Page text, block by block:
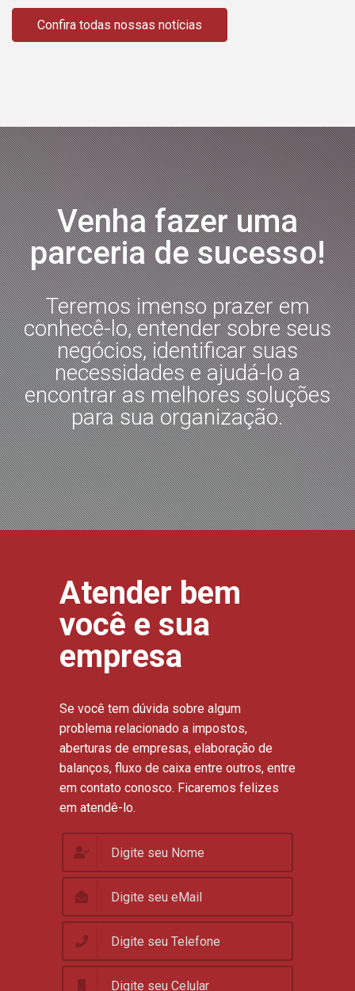
Confira todas nossas notícias
Venha fazer uma
parceria de sucesso!
Teremos imenso prazer em
conhecê-lo, entender sobre seus
negócios, identificar suas
necessidades e ajudá-lo a
encontrar as melhores soluções
para sua organização.
Atender bem
você e sua
empresa
Se você tem dúvida sobre algum
problema relacionado a impostos,
aberturas de empresas, elaboração de
balanços, fluxo de caixa entre outros, entre
em contato conosco. Ficaremos felizes
em atendê-lo.